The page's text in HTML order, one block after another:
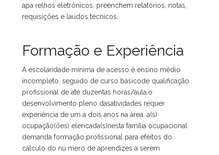
apa relhos eletrônicos. preenchem relatórios, notas,
requisições e laudos técnicos.
Formação e Experiência
A escolaridade mínima de acesso é ensino médio
incompleto, seguido de curso básicode qualificação
profissional de até duzentas horas/aula.o
desenvolvimento pleno dasatividades requer
experiência de um a dois anos na área. a(s)
ocupação(ões) elencada(s)nesta família ocupacional
demanda formação profissional para efeitos do
cálculo do nú mero de aprendizes a serem